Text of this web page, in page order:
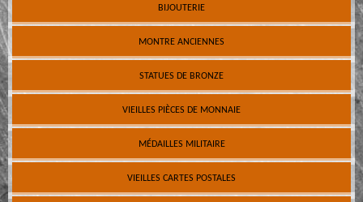
BIJOUTERIE
MONTRE ANCIENNES
STATUES DE BRONZE
VIEILLES PIÈCES DE MONNAIE
MÉDAILLES MILITAIRE
VIEILLES CARTES POSTALES